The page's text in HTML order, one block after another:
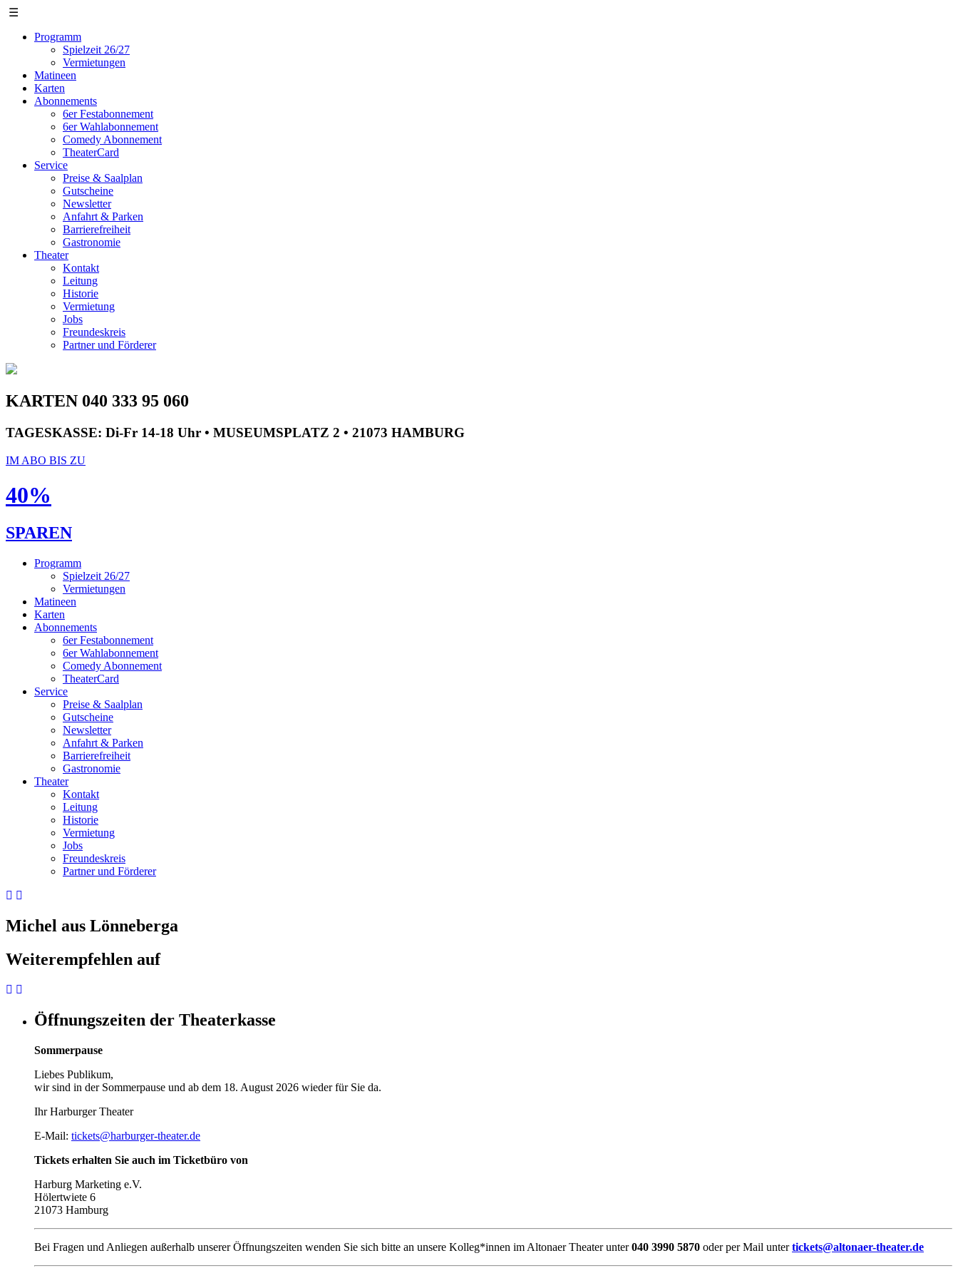
☰
Programm
Spielzeit 26/27
Vermietungen
Matineen
Karten
Abonnements
6er Festabonnement
6er Wahlabonnement
Comedy Abonnement
TheaterCard
Service
Preise & Saalplan
Gutscheine
Newsletter
Anfahrt & Parken
Barrierefreiheit
Gastronomie
Theater
Kontakt
Leitung
Historie
Vermietung
Jobs
Freundeskreis
Partner und Förderer
KARTEN 040 333 95 060
TAGESKASSE: Di-Fr 14-18 Uhr • MUSEUMSPLATZ 2 • 21073 HAMBURG
IM ABO BIS ZU
40%
SPAREN
Programm
Spielzeit 26/27
Vermietungen
Matineen
Karten
Abonnements
6er Festabonnement
6er Wahlabonnement
Comedy Abonnement
TheaterCard
Service
Preise & Saalplan
Gutscheine
Newsletter
Anfahrt & Parken
Barrierefreiheit
Gastronomie
Theater
Kontakt
Leitung
Historie
Vermietung
Jobs
Freundeskreis
Partner und Förderer
Michel aus Lönneberga
Weiterempfehlen auf
Öffnungszeiten der Theaterkasse
Sommerpause
Liebes Publikum,
wir sind in der Sommerpause und ab dem 18. August 2026 wieder für Sie da.
Ihr Harburger Theater
E-Mail: tickets@harburger-theater.de
Tickets erhalten Sie auch im Ticketbüro von
Harburg Marketing e.V.
Hölertwiete 6
21073 Hamburg
Bei Fragen und Anliegen außerhalb unserer Öffnungszeiten wenden Sie sich bitte an unsere Kolleg*innen im Altonaer Theater unter040 3990 5870 oder per Mail untertickets@altonaer-theater.de